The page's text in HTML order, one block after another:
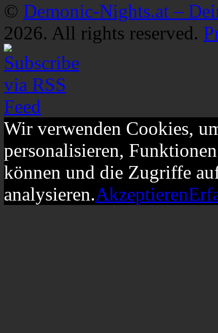
© Demonic-Nights.at –
2026. All rights reserved.
Wir verwenden Cookies,
personalisieren,
können und die Zugriffe
analysieren.Akzeptieren